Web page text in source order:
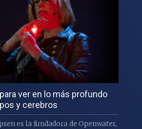
ver en lo más profundo
y cerebros
es la fundadora de Openwater,